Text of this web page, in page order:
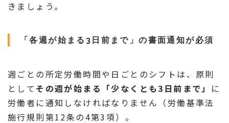
きましょう。
「各週が始まる3日前まで」の書面通知が必須
週ごとの所定労働時間や日ごとのシフトは、原則
として その週が始まる「少なくとも3日前まで」 に
労働者に通知しなければなりません（労働基準法
施行規則第12条の4第3項）。